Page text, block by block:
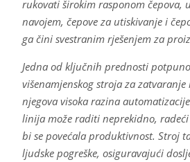
rukovati širokim rasponom čepova,
navojem, čepove za utiskivanje i
ga čini svestranim rješenjem za
Jedna od ključnih prednosti
višenamjenskog stroja za
njegova visoka razina
linija može raditi neprekidno, radeći
bi se povećala produktivnost. Stroj
ljudske pogreške, osiguravajući